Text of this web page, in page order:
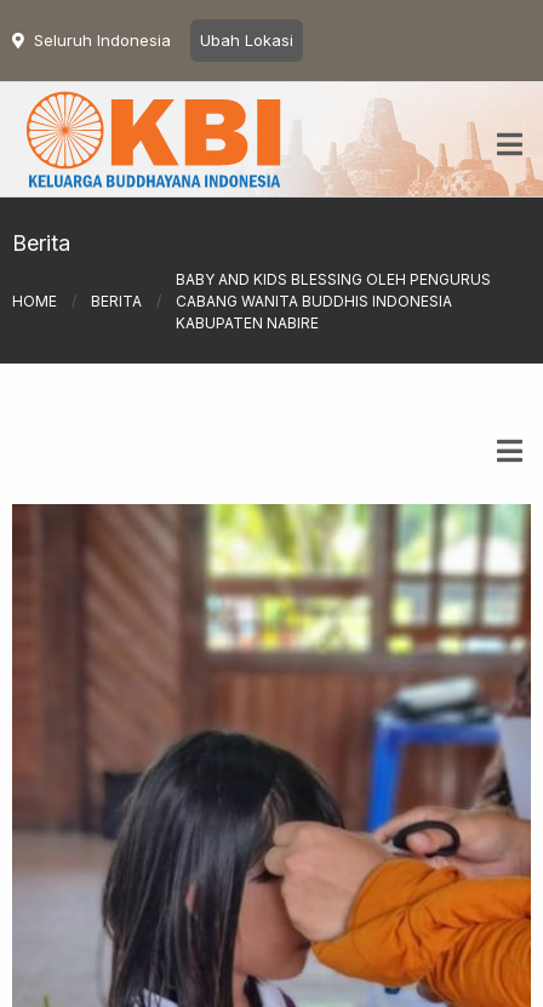
Seluruh Indonesia Ubah Lokasi
Berita
HOME / BERITA /
BABY AND KIDS BLESSING OLEH PENGURUS
CABANG WANITA BUDDHIS INDONESIA
KABUPATEN NABIRE